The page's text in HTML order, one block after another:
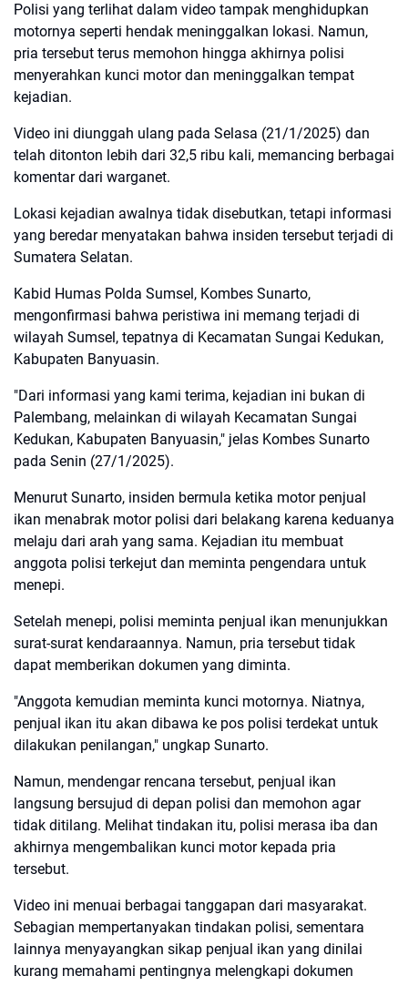
Polisi yang terlihat dalam video tampak menghidupkan
motornya seperti hendak meninggalkan lokasi. Namun,
pria tersebut terus memohon hingga akhirnya polisi
menyerahkan kunci motor dan meninggalkan tempat
kejadian.
Video ini diunggah ulang pada Selasa (21/1/2025) dan
telah ditonton lebih dari 32,5 ribu kali, memancing berbagai
komentar dari warganet.
Lokasi kejadian awalnya tidak disebutkan, tetapi informasi
yang beredar menyatakan bahwa insiden tersebut terjadi di
Sumatera Selatan.
Kabid Humas Polda Sumsel, Kombes Sunarto,
mengonfirmasi bahwa peristiwa ini memang terjadi di
wilayah Sumsel, tepatnya di Kecamatan Sungai Kedukan,
Kabupaten Banyuasin.
"Dari informasi yang kami terima, kejadian ini bukan di
Palembang, melainkan di wilayah Kecamatan Sungai
Kedukan, Kabupaten Banyuasin," jelas Kombes Sunarto
pada Senin (27/1/2025).
Menurut Sunarto, insiden bermula ketika motor penjual
ikan menabrak motor polisi dari belakang karena keduanya
melaju dari arah yang sama. Kejadian itu membuat
anggota polisi terkejut dan meminta pengendara untuk
menepi.
Setelah menepi, polisi meminta penjual ikan menunjukkan
surat-surat kendaraannya. Namun, pria tersebut tidak
dapat memberikan dokumen yang diminta.
"Anggota kemudian meminta kunci motornya. Niatnya,
penjual ikan itu akan dibawa ke pos polisi terdekat untuk
dilakukan penilangan," ungkap Sunarto.
Namun, mendengar rencana tersebut, penjual ikan
langsung bersujud di depan polisi dan memohon agar
tidak ditilang. Melihat tindakan itu, polisi merasa iba dan
akhirnya mengembalikan kunci motor kepada pria
tersebut.
Video ini menuai berbagai tanggapan dari masyarakat.
Sebagian mempertanyakan tindakan polisi, sementara
lainnya menyayangkan sikap penjual ikan yang dinilai
kurang memahami pentingnya melengkapi dokumen